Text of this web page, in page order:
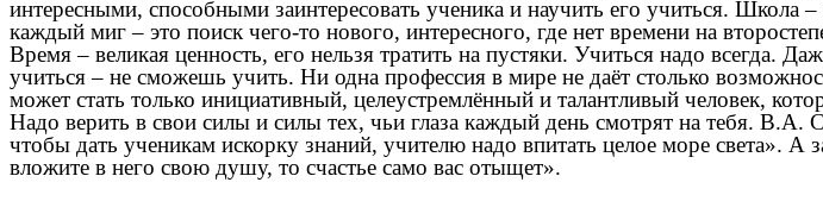
интересными, способными заинтересовать ученика и научить его учиться. Школа
каждый миг – это поиск чего-то нового, интересного, где нет времени на
Время – великая ценность, его нельзя тратить на пустяки. Учиться надо всегда.
учиться – не сможешь учить. Ни одна профессия в мире не даёт столько
может стать только инициативный, целеустремлённый и талантливый человек,
Надо верить в свои силы и силы тех, чьи глаза каждый день смотрят на тебя.
чтобы дать ученикам искорку знаний, учителю надо впитать целое море света».
вложите в него свою душу, то счастье само вас отыщет».